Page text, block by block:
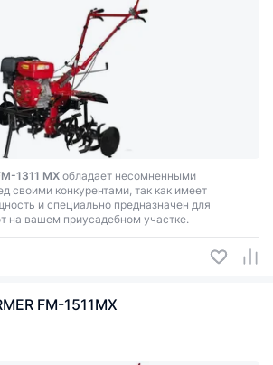
1311 MX обладает несомненными
своими конкурентами, так как имеет
и специально предназначен для
на вашем приусадебном участке.
FM-1511MХ